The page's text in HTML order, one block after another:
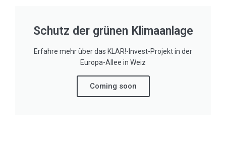
Schutz der grünen Klimaanlage​
Erfahre mehr über das KLAR!-Invest-Projekt in der
Europa-Allee in Weiz​
Coming soon